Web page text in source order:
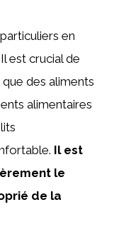
en
est crucial de
des aliments
alimentaires
Il est
le
de la